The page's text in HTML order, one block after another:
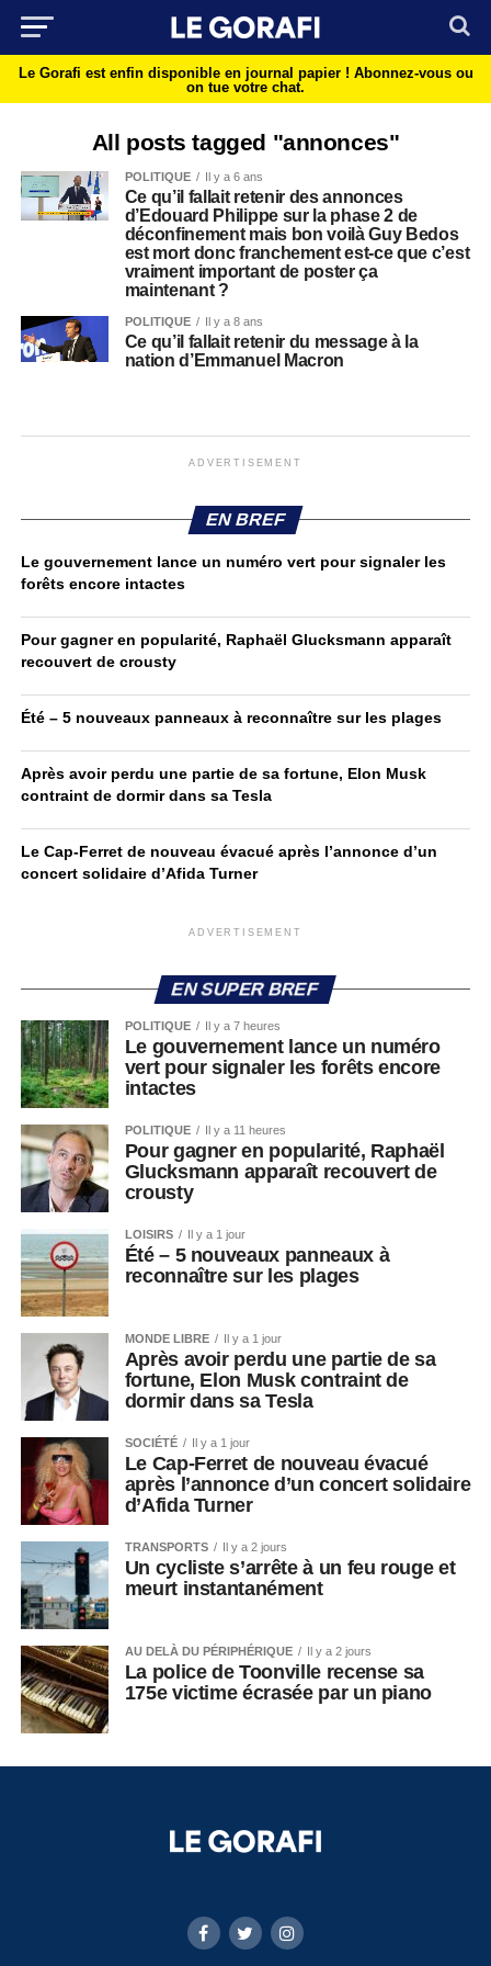
Le Gorafi est enfin disponible en journal papier ! Abonnez-vous ou
on tue votre chat.
All posts tagged "annonces"
POLITIQUE Il y a 6 ans
Ce qu’il fallait retenir des annonces
d’Edouard Philippe sur la phase 2 de
déconfinement mais bon voilà Guy Bedos
est mort donc franchement est-ce que c’est
vraiment important de poster ça
maintenant ?
POLITIQUE Il y a 8 ans
Ce qu’il fallait retenir du message à la
nation d’Emmanuel Macron
ADVERTISEMENT
EN BREF
Le gouvernement lance un numéro vert pour signaler les
forêts encore intactes
Pour gagner en popularité, Raphaël Glucksmann apparaît
recouvert de crousty
Été – 5 nouveaux panneaux à reconnaître sur les plages
Après avoir perdu une partie de sa fortune, Elon Musk
contraint de dormir dans sa Tesla
Le Cap-Ferret de nouveau évacué après l’annonce d’un
concert solidaire d’Afida Turner
ADVERTISEMENT
EN SUPER BREF
POLITIQUE Il y a 7 heures
Le gouvernement lance un numéro
vert pour signaler les forêts encore
intactes
POLITIQUE Il y a 11 heures
Pour gagner en popularité, Raphaël
Glucksmann apparaît recouvert de
crousty
LOISIRS Il y a 1 jour
Été – 5 nouveaux panneaux à
reconnaître sur les plages
MONDE LIBRE Il y a 1 jour
Après avoir perdu une partie de sa
fortune, Elon Musk contraint de
dormir dans sa Tesla
SOCIÉTÉ Il y a 1 jour
Le Cap-Ferret de nouveau évacué
après l’annonce d’un concert solidaire
d’Afida Turner
TRANSPORTS Il y a 2 jours
Un cycliste s’arrête à un feu rouge et
meurt instantanément
AU DELÀ DU PÉRIPHÉRIQUE Il y a 2 jours
La police de Toonville recense sa
175e victime écrasée par un piano